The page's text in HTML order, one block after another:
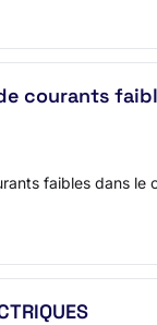
courants
faibles dans